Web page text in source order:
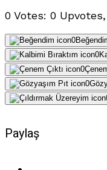
0 Votes: 0
0
0
0
0
Paylaş